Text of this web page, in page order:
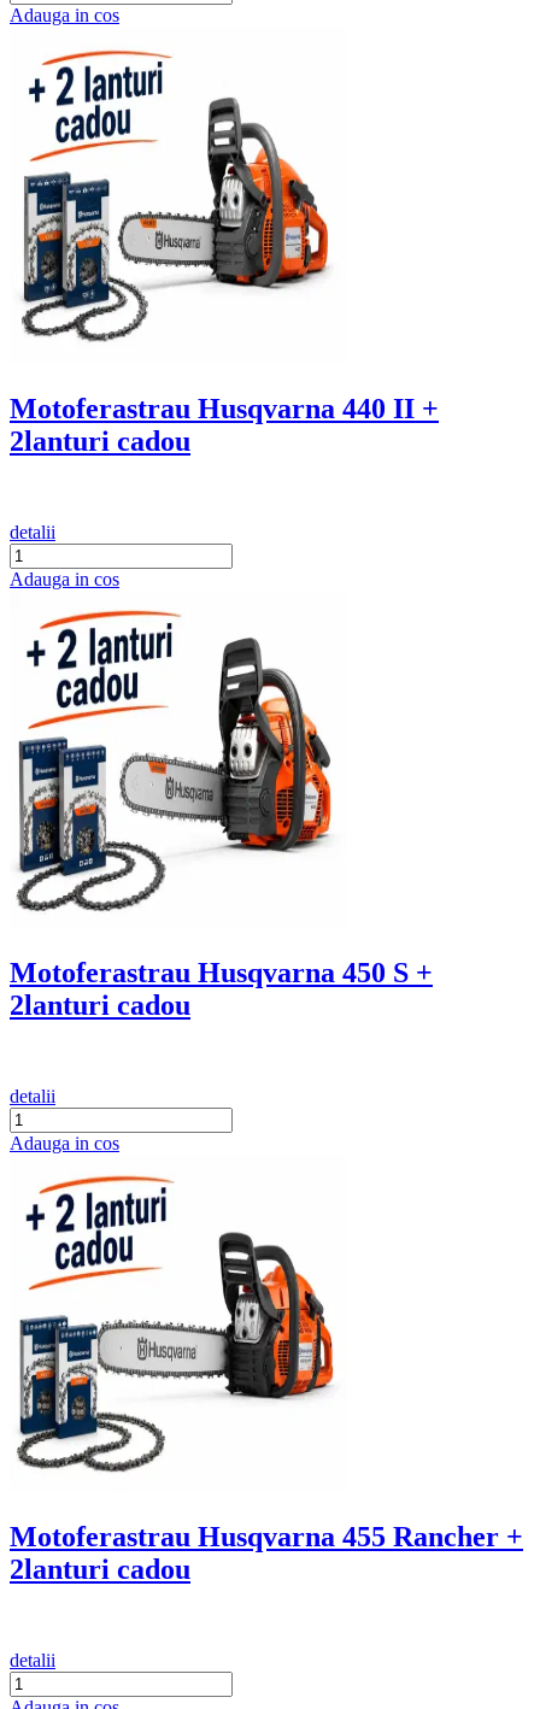
Adauga in cos
Motoferastrau Husqvarna 440 II +
2lanturi cadou
detalii
Adauga in cos
Motoferastrau Husqvarna 450 S +
2lanturi cadou
detalii
Adauga in cos
Motoferastrau Husqvarna 455 Rancher +
2lanturi cadou
detalii